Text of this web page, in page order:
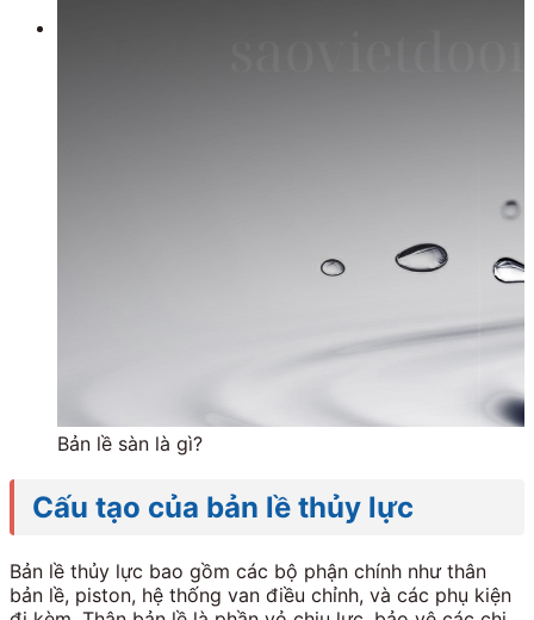
Bản lề sàn là gì?
Cấu tạo của bản lề thủy lực
Bản lề thủy lực bao gồm các bộ phận chính như thân
bản lề, piston, hệ thống van điều chỉnh, và các phụ kiện